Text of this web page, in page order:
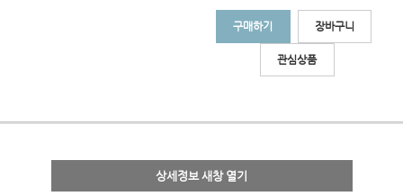
구매하기 장바구니
관심상품
상세정보 새창 열기